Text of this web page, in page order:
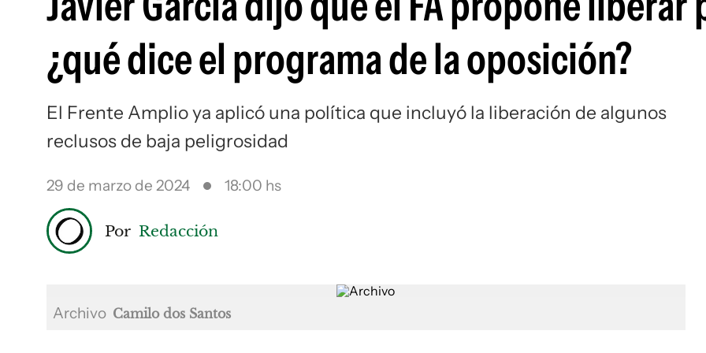
¿qué dice el programa de la oposición?
El Frente Amplio ya aplicó una política que incluyó la liberación de algunos
reclusos de baja peligrosidad
29 de marzo de 2024 18:00 hs
Por Redacción
Archivo Camilo dos Santos